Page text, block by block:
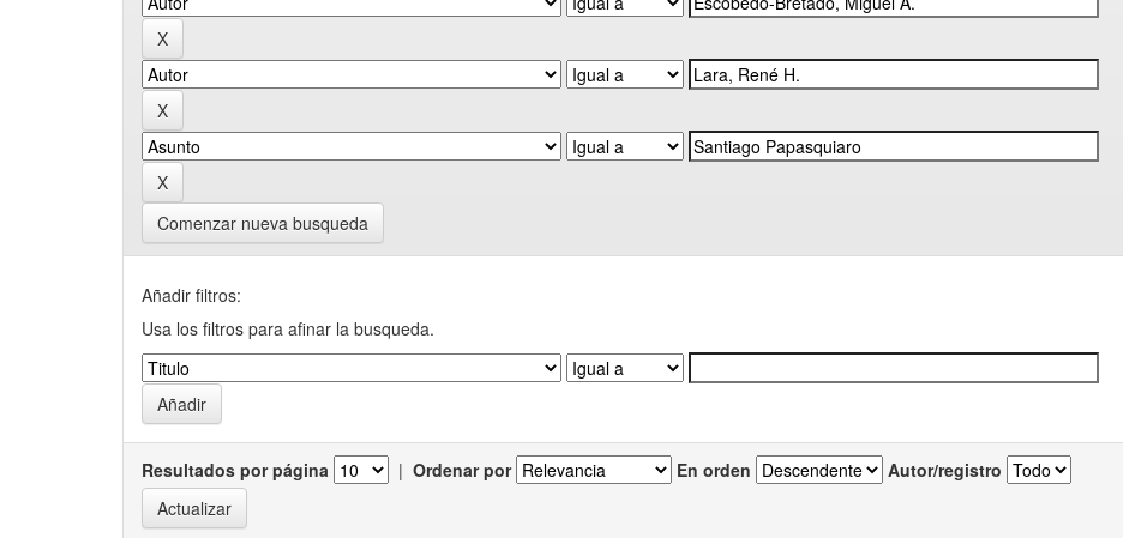
Comenzar nueva busqueda
Añadir filtros:
Usa los filtros para afinar la busqueda.
Resultados por página | Ordenar por En orden Autor/registro